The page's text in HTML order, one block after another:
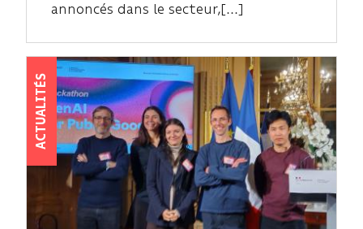
annoncés dans le secteur,[...]
ACTUALITÉS